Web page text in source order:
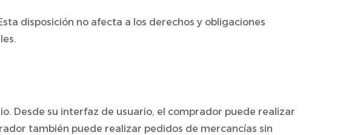
disposición no afecta a los derechos y obligaciones
Desde su interfaz de usuario, el comprador puede realizar
también puede realizar pedidos de mercancías sin